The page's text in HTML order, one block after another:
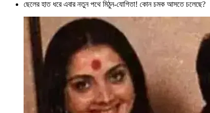
ছেলের হাত ধরে এবার নতুন পথে মিঠুন-যোগিতা! কোন চমক আসতে চলেছে?